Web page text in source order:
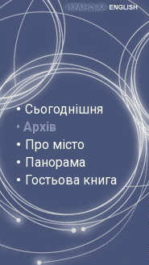
• Сьогоднішня
• Архів
• Про місто
• Панорама
• Гостьова книга